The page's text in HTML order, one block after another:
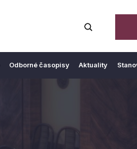
Odborné časopisy Aktuality